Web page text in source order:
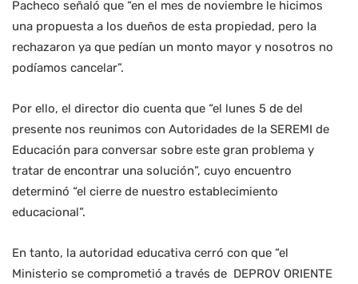
Pacheco señaló que “en el mes de noviembre le hicimos
una propuesta a los dueños de esta propiedad, pero la
rechazaron ya que pedían un monto mayor y nosotros no
podíamos cancelar”.
Por ello, el director dio cuenta que “el lunes 5 de del
presente nos reunimos con Autoridades de la SEREMI de
Educación para conversar sobre este gran problema y
tratar de encontrar una solución”, cuyo encuentro
determinó “el cierre de nuestro establecimiento
educacional”.
En tanto, la autoridad educativa cerró con que “el
Ministerio se comprometió a través de DEPROV ORIENTE